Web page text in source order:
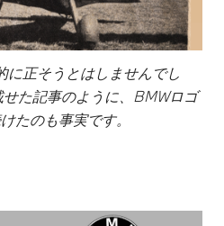
に正そうとはしませんでし
た記事のように、BMWロゴ
たのも事実です。